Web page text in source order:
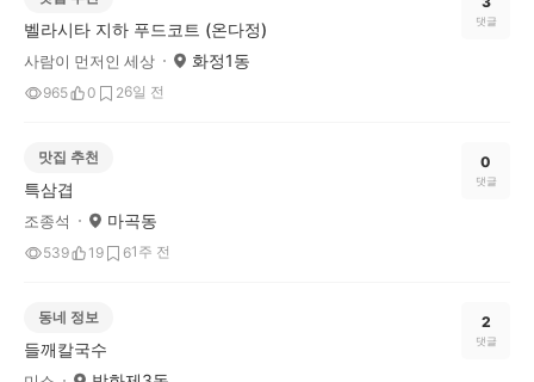
벨라시타 지하 푸드코트 (온다정)
사람이 먼저인 세상 화정1동
965 0 26일 전
댓글
맛집 추천
특삼겹
조종석 마곡동
539 19 61주 전
0
댓글
동네 정보
들깨칼국수
2
댓글